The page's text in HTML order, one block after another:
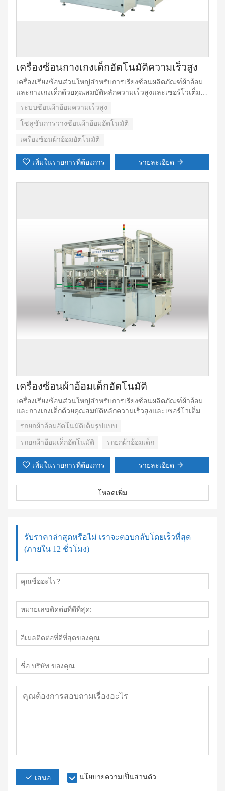
เครื่องซ้อนกางเกงเด็กอัตโนมัติความเร็วสูง
เครื่องเรียงซ้อนส่วนใหญ่สำหรับการเรียงซ้อนผลิตภัณฑ์ผ้าอ้อม
และกางเกงเด็กด้วยคุณสมบัติหลักความเร็วสูงและเซอร์โวเต็มรูป
แบบ เมื่อผลิตภัณฑ์ถูกป้อนจากโฮสต์ผ่านทางเข้า ผลิตภัณฑ์จะ
ผ่านขั้นตอนต่างๆ เช่น: การนับจำนวนชิ้น การดันผลิตภัณฑ์/ชิ้น
แบบเรียงซ้อน แถวเดียวหรือสองแถวเข้าไปในส่วนเครื่องบรรจุที่
ระบบซ้อนผ้าอ้อมความเร็วสูง
โซลูชันการวางซ้อนผ้าอ้อมอัตโนมัติ
เครื่องซ้อนผ้าอ้อมอัตโนมัติ
เพิ่มในรายการที่ต้องการ รายละเอียด
เครื่องซ้อนผ้าอ้อมเด็กอัตโนมัติ
เครื่องเรียงซ้อนส่วนใหญ่สำหรับการเรียงซ้อนผลิตภัณฑ์ผ้าอ้อม
และกางเกงเด็กด้วยคุณสมบัติหลักความเร็วสูงและเซอร์โวเต็มรูป
แบบ เมื่อผลิตภัณฑ์ถูกป้อนจากโฮสต์ผ่านทางเข้า ผลิตภัณฑ์จะ
ผ่านขั้นตอนต่างๆ เช่น: การนับจำนวนชิ้น การดันผลิตภัณฑ์/ชิ้น
แบบเรียงซ้อน แถวเดียวหรือสองแถวเข้าไปในส่วนเครื่องบรรจุที่
รถยกผ้าอ้อมอัตโนมัติเต็มรูปแบบ
รถยกผ้าอ้อมเด็กอัตโนมัติ รถยกผ้าอ้อมเด็ก
เพิ่มในรายการที่ต้องการ รายละเอียด
โหลดเพิ่ม
รับราคาล่าสุดหรือไม่ เราจะตอบกลับโดยเร็วที่สุด
(ภายใน 12 ชั่วโมง)
เสนอ นโยบายความเป็นส่วนตัว